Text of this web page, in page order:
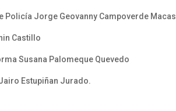
Policía Jorge Geovanny Campoverde Macas
Castillo
Susana Palomeque Quevedo
Estupiñan Jurado.